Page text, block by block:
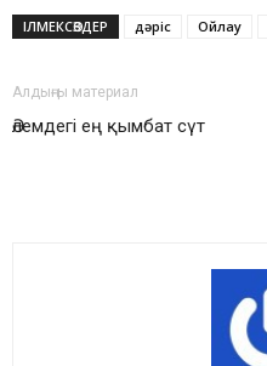
ІЛМЕКСӨЗДЕР дәріс Ойлау
Алдыңғы материал
Әлемдегі ең қымбат сүт